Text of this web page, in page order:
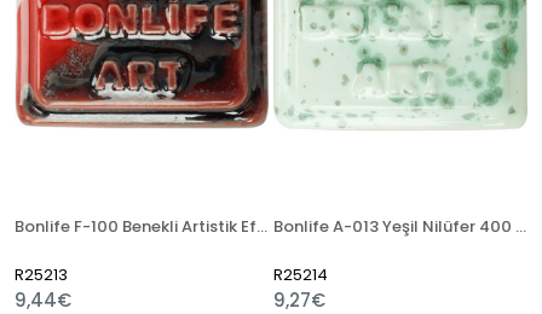
Bonlife F-100 Benekli Artistik Efekt Verici 400 Gr
R25213
9,44€
Bonlife A-013 Yeşil Nilüfer 400 Gr Seramik Artistik Sır
R25214
9,27€